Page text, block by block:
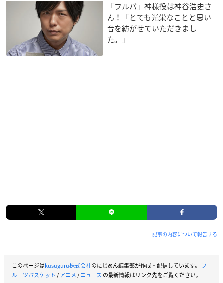
「フルバ」神様役は神谷浩史さ
ん！「とても光栄なことと思い
音を紡がせていただきまし
た。」
記事の内容について報告する
このページはkusuguru株式会社のにじめん編集部が作成・配信しています。 フ
ルーツバスケット /アニメ/ニュース の最新情報はリンク先をご覧ください。